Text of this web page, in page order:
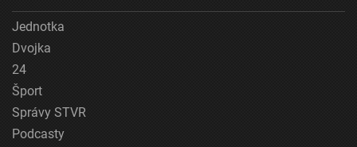
Jednotka
Dvojka
24
Šport
Správy STVR
Podcasty